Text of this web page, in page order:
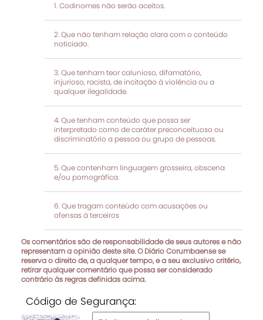
Codinomes não serão aceitos.
Que não tenham relação clara com o conteúdo
noticiado.
Que tenham teor calunioso, difamatório,
injurioso, racista, de incitação à violência ou a
qualquer ilegalidade.
Que tenham conteúdo que possa ser
interpretado como de caráter preconceituoso ou
discriminatório a pessoa ou grupo de pessoas.
Que contenham linguagem grosseira, obscena
e/ou pornográfica.
Que tragam conteúdo com acusações ou
ofensas à terceiros
Os comentários são de responsabilidade de seus autores e não
representam a opinião deste site. O Diário Corumbaense se
reserva o direito de, a qualquer tempo, e a seu exclusivo critério,
retirar qualquer comentário que possa ser considerado
contrário às regras definidas acima.
Código de Segurança: